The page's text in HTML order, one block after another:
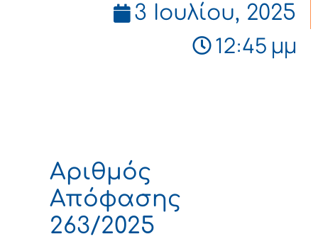
3 Ιουλίου, 2025
12:45 μμ
Αριθμός
Απόφασης
263/2025